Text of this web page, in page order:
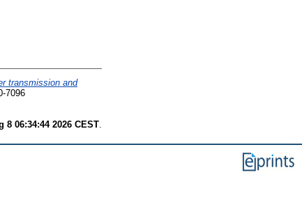
transmission and
7096
8 06:34:44 2026 CEST.